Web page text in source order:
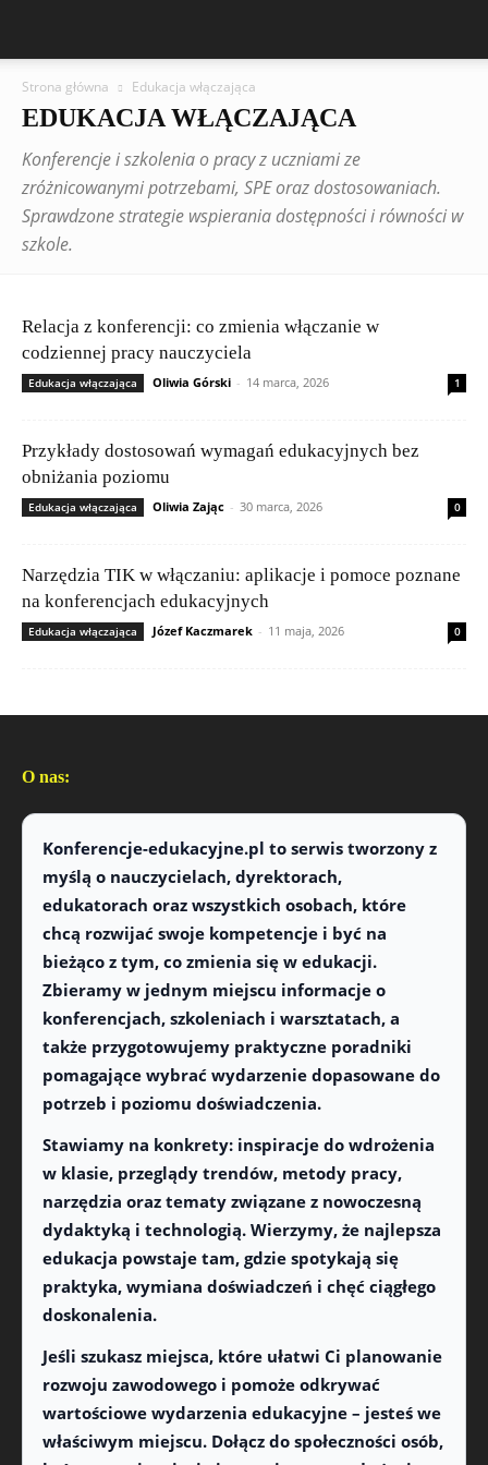
Strona główna Edukacja włączająca
EDUKACJA WŁĄCZAJĄCA
Konferencje i szkolenia o pracy z uczniami ze
zróżnicowanymi potrzebami, SPE oraz dostosowaniach.
Sprawdzone strategie wspierania dostępności i równości w
szkole.
Relacja z konferencji: co zmienia włączanie w
codziennej pracy nauczyciela
Edukacja włączająca Oliwia Górski - 14 marca, 2026 1
Przykłady dostosowań wymagań edukacyjnych bez
obniżania poziomu
Edukacja włączająca Oliwia Zając - 30 marca, 2026 0
Narzędzia TIK w włączaniu: aplikacje i pomoce poznane
na konferencjach edukacyjnych
Edukacja włączająca Józef Kaczmarek - 11 maja, 2026 0
O nas:
Konferencje-edukacyjne.pl to serwis tworzony z
myślą o nauczycielach, dyrektorach,
edukatorach oraz wszystkich osobach, które
chcą rozwijać swoje kompetencje i być na
bieżąco z tym, co zmienia się w edukacji.
Zbieramy w jednym miejscu informacje o
konferencjach, szkoleniach i warsztatach, a
także przygotowujemy praktyczne poradniki
pomagające wybrać wydarzenie dopasowane do
potrzeb i poziomu doświadczenia.
Stawiamy na konkrety: inspiracje do wdrożenia
w klasie, przeglądy trendów, metody pracy,
narzędzia oraz tematy związane z nowoczesną
dydaktyką i technologią. Wierzymy, że najlepsza
edukacja powstaje tam, gdzie spotykają się
praktyka, wymiana doświadczeń i chęć ciągłego
doskonalenia.
Jeśli szukasz miejsca, które ułatwi Ci planowanie
rozwoju zawodowego i pomoże odkrywać
wartościowe wydarzenia edukacyjne – jesteś we
właściwym miejscu. Dołącz do społeczności osób,